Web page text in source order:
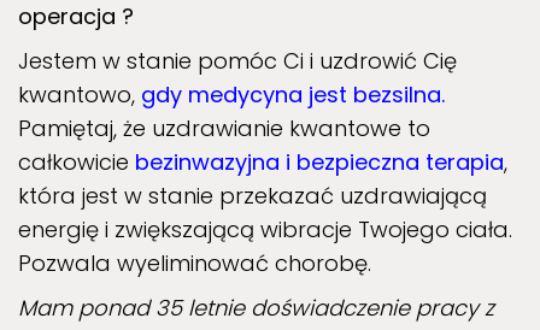
operacja ?
Jestem w stanie pomóc Ci i uzdrowić Cię
kwantowo, gdy medycyna jest bezsilna.
Pamiętaj, że uzdrawianie kwantowe to
całkowicie bezinwazyjna i bezpieczna terapia,
która jest w stanie przekazać uzdrawiającą
energię i zwiększającą wibracje Twojego ciała.
Pozwala wyeliminować chorobę.
Mam ponad 35 letnie doświadczenie pracy z